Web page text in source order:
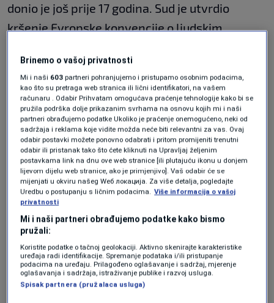
donio je još prije 17 godina. Sud je utvrdio
kršenje Evropske konvencije o ljudskim
Finci diskriminirani jer im Ustav BiH, kao
građanima, ne dozvoljava da se kandiduju za
Predsjedništvo Bosne i Hercegovine. Presuda
do danas nije implementirana.
“Kad čovjek pogleda o čemu se radi, radi se o
jednoj sasvim maloj promjeni Ustava koja je
sasvim u skladu sa svim evropskim
standardima i konvencijama UN-a, i koja je
promakla ljudima u Dejtonu, jer, kako mi je
rekao u jednom privatnom razgovoru
Holbruk, to je bila prva stvar oko koje su se tri
pregovarača odmah dogovorila, da dijele
Brinemo o vašoj privatnosti
Mi i naši 603 partneri pohranjujemo i pristupamo osobnim podacima,
kao što su pretraga web stranica ili lični identifikatori, na vašem
računaru . Odabir Prihvatam omogućava praćenje tehnologije kako bi se
pružila podrška dolje prikazanim svrhama na osnovu kojih mi i naši
partneri obrađujemo podatke Ukoliko je praćenje onemogućeno, neki od
sadržaja i reklama koje vidite možda neće biti relevantni za vas. Ovaj
odabir postavki možete ponovno odabrati i pritom promijeniti trenutni
odabir ili pristanak tako što ćete kliknuti na Upravljaj željenim
postavkama link na dnu ove web stranice [ili plutajuću ikonu u donjem
lijevom dijelu web stranice, ako je primjenjivo]. Vaš odabir će se
mijenjati u okviru našeg Wеб локација. Za više detalja, pogledajte
Uredbu o postupanju s ličnim podacima. Više informacija o vašoj
privatnosti
Mi i naši partneri obrađujemo podatke kako bismo
pružali:
Koristite podatke o tačnoj geolokaciji. Aktivno skenirajte karakteristike
uređaja radi identifikacije. Spremanje podataka i/ili pristupanje
podacima na uređaju. Prilagođeno oglašavanje i sadržaj, mjerenje
oglašavanja i sadržaja, istraživanje publike i razvoj usluga.
Spisak partnera (pružalaca usluga)